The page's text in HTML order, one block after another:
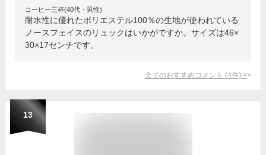
コーヒー三杯(40代・男性)
耐水性に優れたポリエステル100％の生地が使われている
ノースフェイスのリュックはいかがですか。サイズは46×
30×17センチです。
全てのおすすめコメント (4件) >
13